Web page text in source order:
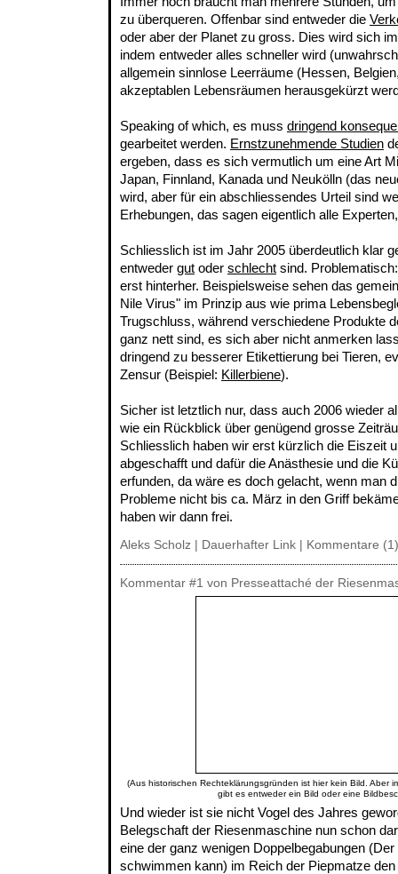
zu überqueren. Offenbar sind entweder die
oder aber der Planet zu gross. Dies wird sich
indem entweder alles schneller wird
allgemein sinnlose Leerräume (Hessen,
akzeptablen Lebensräumen herausgekürzt
Speaking of which, es muss dringend
gearbeitet werden. Ernstzunehmende Studien
ergeben, dass es sich vermutlich um eine Art
Japan, Finnland, Kanada und Neukölln (das
wird, aber für ein abschliessendes Urteil sind
Erhebungen, das sagen eigentlich alle
Schliesslich ist im Jahr 2005 überdeutlich klar
entweder gut oder schlecht sind.
erst hinterher. Beispielsweise sehen das
Nile Virus" im Prinzip aus wie prima
Trugschluss, während verschiedene Produkte
ganz nett sind, es sich aber nicht anmerken
dringend zu besserer Etikettierung bei Tieren,
Zensur (Beispiel: Killerbiene).
Sicher ist letztlich nur, dass auch 2006 wieder
wie ein Rückblick über genügend grosse
Schliesslich haben wir erst kürzlich die Eiszeit
abgeschafft und dafür die Anästhesie und die
erfunden, da wäre es doch gelacht, wenn man
Probleme nicht bis ca. März in den Griff
haben wir dann frei.
Aleks Scholz | Dauerhafter Link Kommentare (1)
Kommentar #1 von Presseattaché der
(Aus historischen Rechteklärungsgründen ist hier kein Bild. Aber
gibt es entweder ein Bild oder eine
Und wieder ist sie nicht Vogel des Jahres
Belegschaft der Riesenmaschine nun schon
eine der ganz wenigen Doppelbegabungen
schwimmen kann) im Reich der Piepmatze